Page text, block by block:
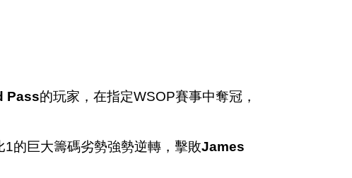
Pass的玩家，在指定WSOP賽事中奪冠，
1的巨大籌碼劣勢強勢逆轉，擊敗James